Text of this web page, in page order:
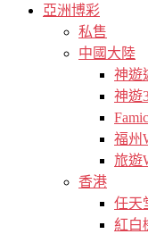
亞洲博彩
私售
中國大陸
神遊
神遊
福州
旅遊
香港
任天
紅白